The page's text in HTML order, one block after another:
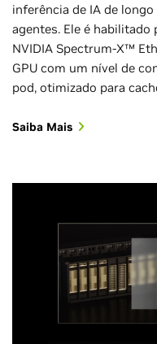
inferência de IA de
agentes. Ele é habilitado
NVIDIA Spectrum‑X™
GPU com um nível de
pod, otimizado para
Saiba Mais